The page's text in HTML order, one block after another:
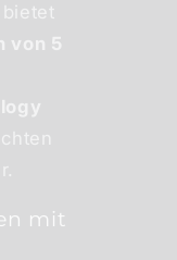
von 5
mit